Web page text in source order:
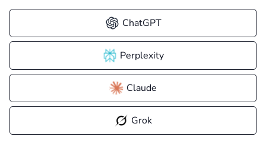
ChatGPT
Perplexity
Claude
Grok